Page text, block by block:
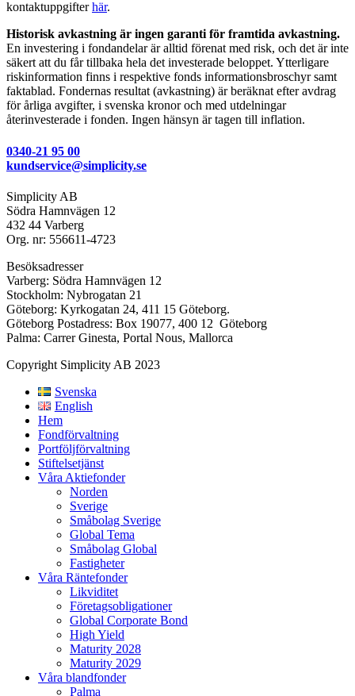
kontaktuppgifterhär.
Historisk avkastning är ingen garanti för framtida avkastning.
En investering i fondandelar är alltid förenat med risk, och det är inte
säkert att du får tillbaka hela det investerade beloppet. Ytterligare
riskinformation finns i respektive fonds informationsbroschyr samt
faktablad. Fondernas resultat (avkastning) är beräknat efter avdrag
för årliga avgifter, i svenska kronor och med utdelningar
återinvesterade i fonden. Ingen hänsyn är tagen till inflation.
0340-21 95 00
kundservice@simplicity.se
Simplicity AB
Södra Hamnvägen 12
432 44 Varberg
Org. nr: 556611-4723
Besöksadresser
Varberg: Södra Hamnvägen 12
Stockholm: Nybrogatan 21
Göteborg: Kyrkogatan 24, 411 15 Göteborg.
Göteborg Postadress: Box 19077, 400 12 Göteborg
Palma: Carrer Ginesta, Portal Nous, Mallorca
Copyright Simplicity AB 2023
Svenska
English
Hem
Fondförvaltning
Portföljförvaltning
Stiftelsetjänst
Våra Aktiefonder
Norden
Sverige
Småbolag Sverige
Global Tema
Småbolag Global
Fastigheter
Våra Räntefonder
Likviditet
Företagsobligationer
Global Corporate Bond
High Yield
Maturity 2028
Maturity 2029
Våra blandfonder
Palma